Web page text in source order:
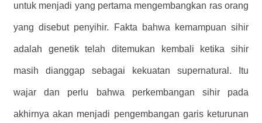
untuk menjadi yang pertama mengembangkan ras orang
yang disebut penyihir. Fakta bahwa kemampuan sihir
adalah genetik telah ditemukan kembali ketika sihir
masih dianggap sebagai kekuatan supernatural. Itu
wajar dan perlu bahwa perkembangan sihir pada
akhirnya akan menjadi pengembangan garis keturunan